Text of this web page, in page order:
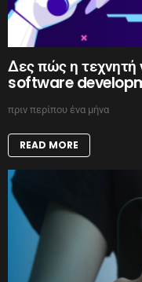
Δες πώς η τεχνητή
software
πριν περίπου ένα μήνα
READ MORE